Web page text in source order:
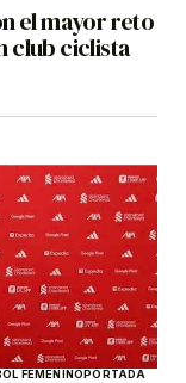
el mayor reto
club ciclista
FEMENINOPORTADA